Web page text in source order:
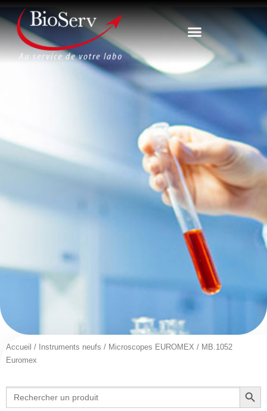
Accueil / Instruments neufs / Microscopes EUROMEX / MB.1052
Euromex
Search
for:
Search Button